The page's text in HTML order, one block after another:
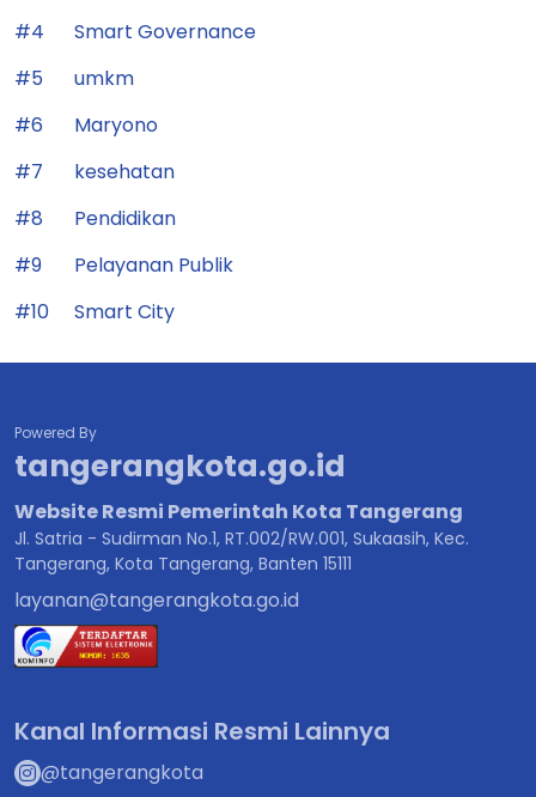
#4
Smart Governance
#5
umkm
#6
Maryono
#7
kesehatan
#8
Pendidikan
#9
Pelayanan Publik
#10
Smart City
Powered By
tangerangkota.go.id
Website Resmi Pemerintah Kota Tangerang
Jl. Satria - Sudirman No.1, RT.002/RW.001, Sukaasih, Kec.
Tangerang, Kota Tangerang, Banten 15111
layanan@tangerangkota.go.id
Kanal Informasi Resmi Lainnya
@tangerangkota